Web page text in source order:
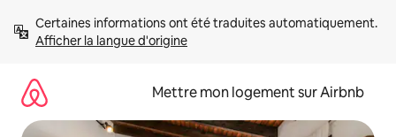
directement
Afficher la langue d'origine
Mettre mon logement sur Airbnb